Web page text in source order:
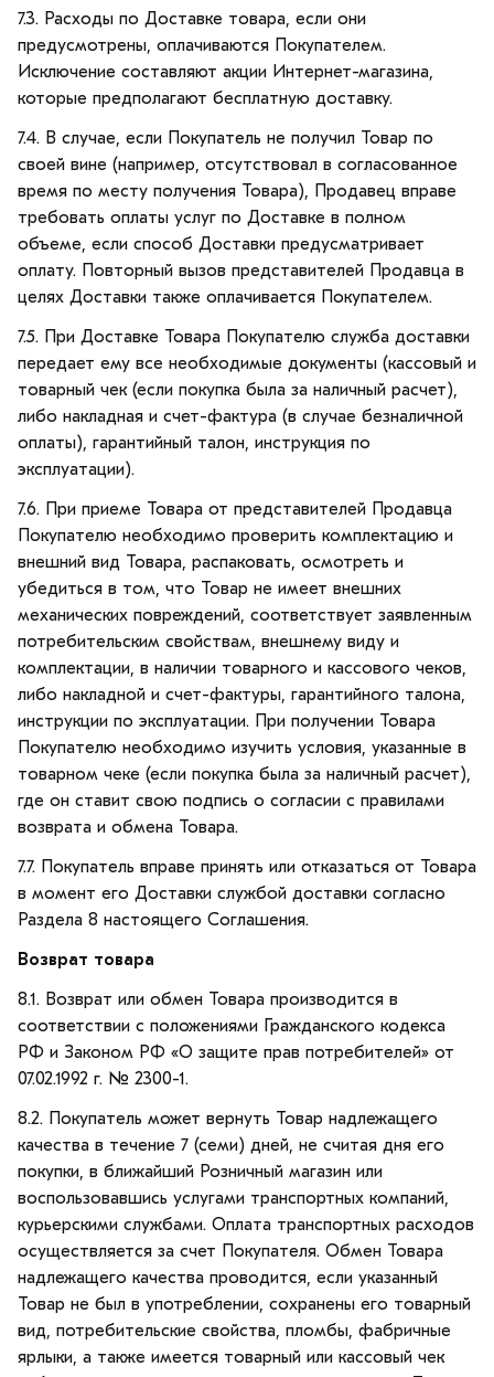
7.3. Расходы по Доставке товара, если они
предусмотрены, оплачиваются Покупателем.
Исключение составляют акции Интернет-магазина,
которые предполагают бесплатную доставку.
7.4. В случае, если Покупатель не получил Товар по
своей вине (например, отсутствовал в согласованное
время по месту получения Товара), Продавец вправе
требовать оплаты услуг по Доставке в полном
объеме, если способ Доставки предусматривает
оплату. Повторный вызов представителей Продавца в
целях Доставки также оплачивается Покупателем.
7.5. При Доставке Товара Покупателю служба доставки
передает ему все необходимые документы (кассовый и
товарный чек (если покупка была за наличный расчет),
либо накладная и счет-фактура (в случае безналичной
оплаты), гарантийный талон, инструкция по
эксплуатации).
7.6. При приеме Товара от представителей Продавца
Покупателю необходимо проверить комплектацию и
внешний вид Товара, распаковать, осмотреть и
убедиться в том, что Товар не имеет внешних
механических повреждений, соответствует заявленным
потребительским свойствам, внешнему виду и
комплектации, в наличии товарного и кассового чеков,
либо накладной и счет-фактуры, гарантийного талона,
инструкции по эксплуатации. При получении Товара
Покупателю необходимо изучить условия, указанные в
товарном чеке (если покупка была за наличный расчет),
где он ставит свою подпись о согласии с правилами
возврата и обмена Товара.
7.7. Покупатель вправе принять или отказаться от Товара
в момент его Доставки службой доставки согласно
Раздела 8 настоящего Соглашения.
Возврат товара
8.1. Возврат или обмен Товара производится в
соответствии с положениями Гражданского кодекса
РФ и Законом РФ «О защите прав потребителей» от
07.02.1992 г. № 2300-1.
8.2. Покупатель может вернуть Товар надлежащего
качества в течение 7 (семи) дней, не считая дня его
покупки, в ближайший Розничный магазин или
воспользовавшись услугами транспортных компаний,
курьерскими службами. Оплата транспортных расходов
осуществляется за счет Покупателя. Обмен Товара
надлежащего качества проводится, если указанный
Товар не был в употреблении, сохранены его товарный
вид, потребительские свойства, пломбы, фабричные
ярлыки, а также имеется товарный или кассовый чек